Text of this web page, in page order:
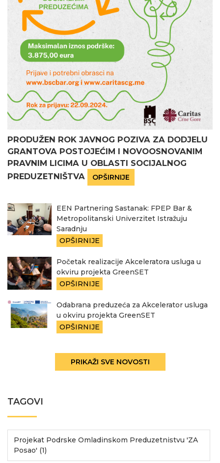
PRODUŽEN ROK JAVNOG POZIVA ZA DODJELU
GRANTOVA POSTOJEĆIM I NOVOOSNOVANIM
PRAVNIM LICIMA U OBLASTI SOCIJALNOG
PREDUZETNIŠTVA
OPŠIRNIJE
EEN Partnering Sastanak: FPEP Bar &
Metropolitanski Univerzitet Istražuju
Saradnju
OPŠIRNIJE
Početak realizacije Akceleratora usluga u
okviru projekta GreenSET
OPŠIRNIJE
Odabrana preduzeća za Akcelerator usluga
u okviru projekta GreenSET
OPŠIRNIJE
PRIKAŽI SVE NOVOSTI
TAGOVI
Projekat Podrske Omladinskom Preduzetnistvu 'ZA
Posao' (1)